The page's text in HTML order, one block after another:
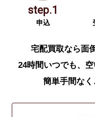
step.1
申込
宅配買取なら面
24時間いつでも、空
簡単手間なく